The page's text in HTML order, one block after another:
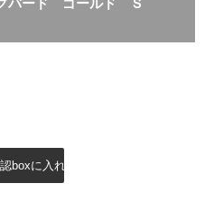
グバード ゴールド Ｓ